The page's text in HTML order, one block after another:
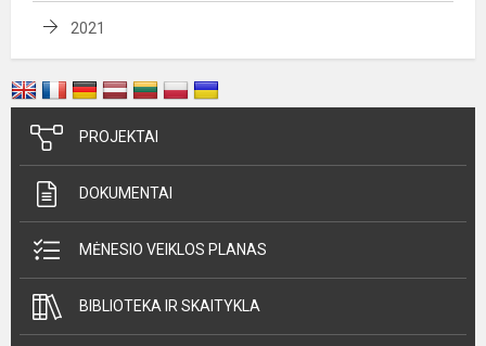
2021
PROJEKTAI
DOKUMENTAI
MĖNESIO VEIKLOS PLANAS
BIBLIOTEKA IR SKAITYKLA